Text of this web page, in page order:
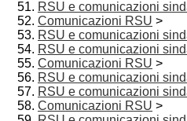
RSU e comunicazioni
Comunicazioni RSU >
RSU e comunicazioni
RSU e comunicazioni
Comunicazioni RSU >
RSU e comunicazioni
RSU e comunicazioni
Comunicazioni RSU >